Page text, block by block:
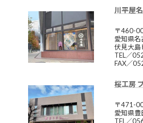
川平屋
〒460-
愛知県
伏見大島
TEL／
FAX／
桜工房
〒471-
愛知県
TEL／